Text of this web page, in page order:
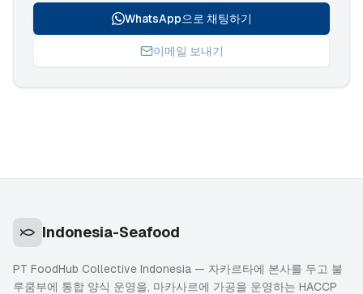
WhatsApp으로 채팅하기
이메일 보내기
Indonesia-Seafood
PT FoodHub Collective Indonesia — 자카르타에 본사를 두고 불
루쿰부에 통합 양식 운영을, 마카사르에 가공을 운영하는 HACCP